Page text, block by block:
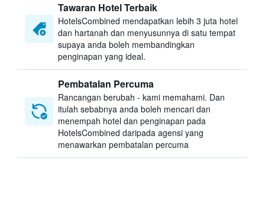
Tawaran Hotel Terbaik
HotelsCombined mendapatkan lebih 3 juta hotel
dan hartanah dan menyusunnya di satu tempat
supaya anda boleh membandingkan
penginapan yang ideal.
Pembatalan Percuma
Rancangan berubah - kami memahami. Dan
itulah sebabnya anda boleh mencari dan
menempah hotel dan penginapan pada
HotelsCombined daripada agensi yang
menawarkan pembatalan percuma